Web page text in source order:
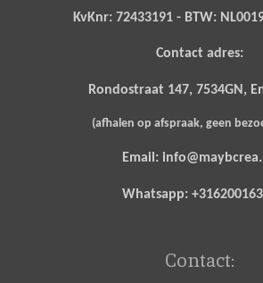
KvKnr: 72433191 - BTW:
Contact adres:
Rondostraat 147, 7534GN,
(afhalen op afspraak, geen
Email:
Whatsapp:
Contact: